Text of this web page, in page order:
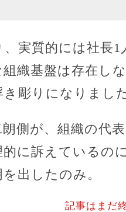
、実質的には社長
組織基盤は存在し
き彫りになりました
側が、組織の代
的に訴えているの
出したのみ。
記事はまだ